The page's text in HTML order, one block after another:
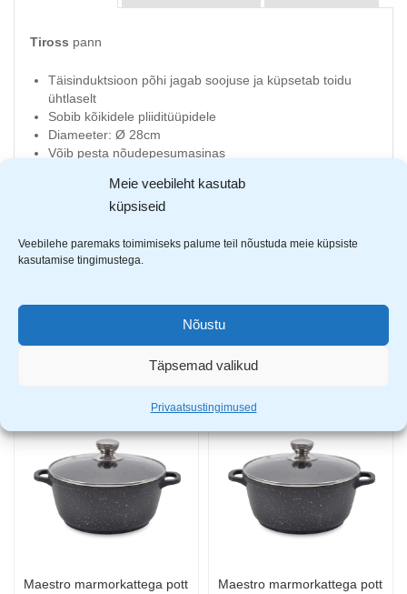
Meie veebileht kasutab
küpsiseid
Veebilehe paremaks toimimiseks palume teil nõustuda meie küpsiste
kasutamise tingimustega.
Nõustu
Täpsemad valikud
Privaatsustingimused
Tiross pann
Täisinduktsioon põhi jagab soojuse ja küpsetab toidu
ühtlaselt
Sobib kõikidele pliiditüüpidele
Diameeter: Ø 28cm
Võib pesta nõudepesumasinas
Panniga komplektis ka kaas
AVASTA SARNASEID TOOTEID
-18%
Maestro marmorkattega pott
Maestro marmorkattega pott